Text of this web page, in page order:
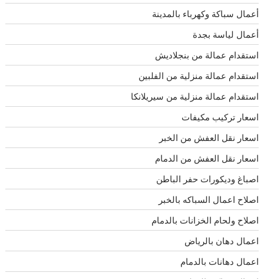
أعمال سباكة وكهرباء بالمدينة
أعمال لياسة بجدة
استقدام عمالة من بنجلاديش
استقدام عمالة منزلية من الفلبين
استقدام عمالة منزلية من سيريلانكا
اسعار تركيب مكيفات
اسعار نقل العفش من الخبر
اسعار نقل العفش من الدمام
اصباغ وديكورات حفر الباطن
اصلاح اعمال السباكه بالخبر
اصلاح ولحام الخزانات بالدمام
اعمال دهان بالرياض
اعمال دهانات بالدمام